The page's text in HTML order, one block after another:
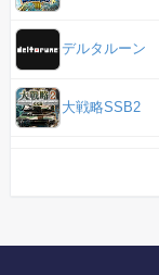
デルタルーン
大戦略SSB2